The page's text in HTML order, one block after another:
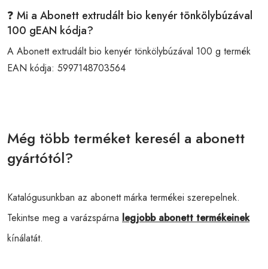
❓ Mi a Abonett extrudált bio kenyér tönkölybúzával
100 gEAN kódja?
A Abonett extrudált bio kenyér tönkölybúzával 100 g termék
EAN kódja: 5997148703564
Még több terméket keresél a abonett
gyártótól?
Katalógusunkban az abonett márka termékei szerepelnek.
Tekintse meg a varázspárna legjobb abonett termékeinek
kínálatát.